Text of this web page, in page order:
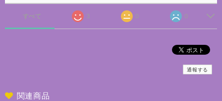
すべて 3 0 0
通報する
関連商品